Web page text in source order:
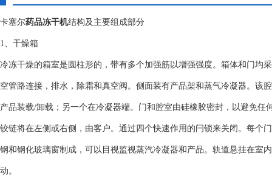
卡塞尔药品冻干机结构及主要组成部分
1、干燥箱
冷冻干燥的箱室是圆柱形的，带有多个加强筋以增强强度。箱体和门均
空管路连接，排水，除霜和真空阀。侧面装有产品架和蒸气冷凝器。该
产品装载/卸载；另一个在冷凝器端。门和腔室由硅橡胶密封，以避免任
铰链将在左侧或右侧，由客户。通过四个快速作用的闩锁来关闭。每个
钢和钢化玻璃窗制成，可以目视监视蒸汽冷凝器和产品。轨道悬挂在室
动。